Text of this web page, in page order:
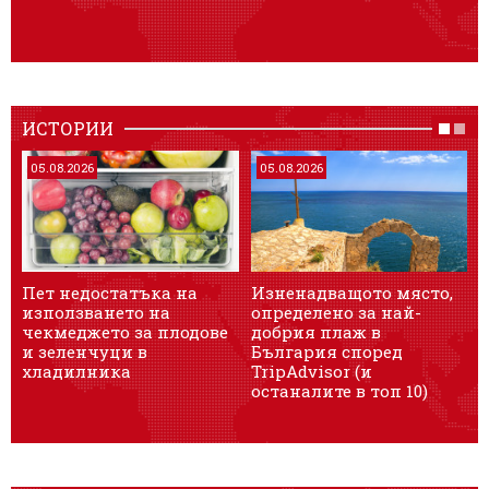
ИСТОРИИ
05.08.2026
Пет недостатъка на
използването на
чекмеджето за плодове
и зеленчуци в
хладилника
05.08.2026
Изненадващото място,
определено за най-
добрия плаж в
България според
TripAdvisor (и
останалите в топ 10)